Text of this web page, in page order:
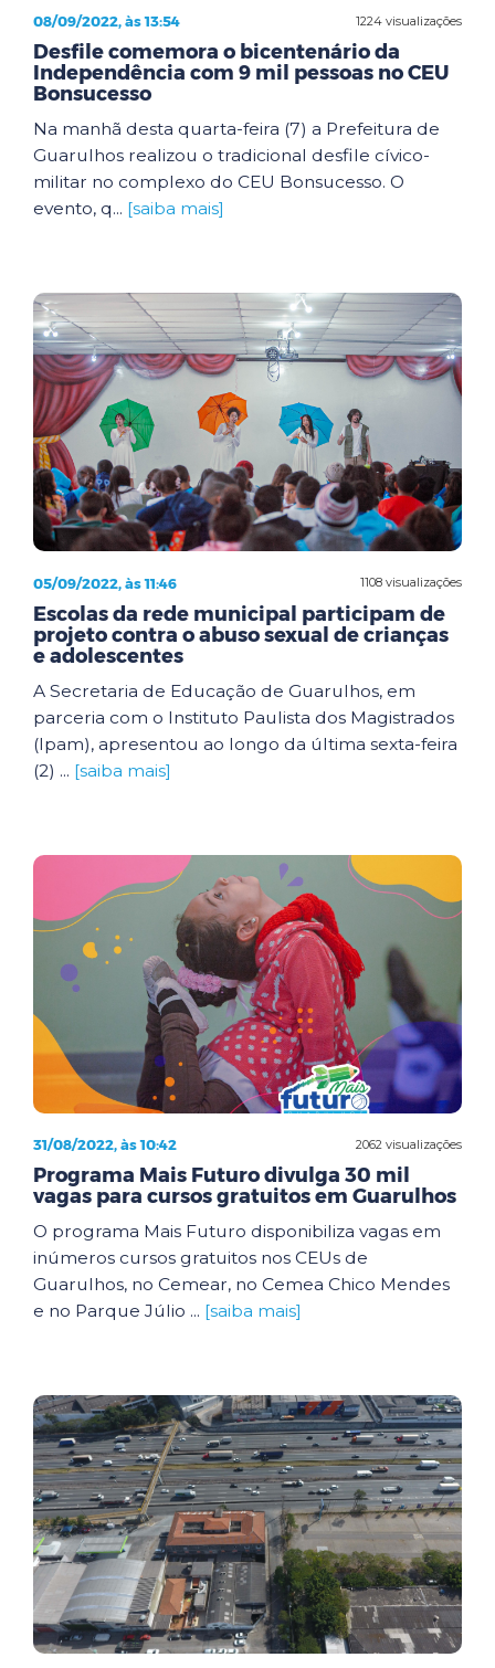
1224 visualizações
08/09/2022, às 13:54
Desfile comemora o bicentenário da
Independência com 9 mil pessoas no CEU
Bonsucesso
Na manhã desta quarta-feira (7) a Prefeitura de
Guarulhos realizou o tradicional desfile cívico-
militar no complexo do CEU Bonsucesso. O
evento, q... [saiba mais]
1108 visualizações
05/09/2022, às 11:46
Escolas da rede municipal participam de
projeto contra o abuso sexual de crianças
e adolescentes
A Secretaria de Educação de Guarulhos, em
parceria com o Instituto Paulista dos Magistrados
(Ipam), apresentou ao longo da última sexta-feira
(2) ... [saiba mais]
2062 visualizações
31/08/2022, às 10:42
Programa Mais Futuro divulga 30 mil
vagas para cursos gratuitos em Guarulhos
O programa Mais Futuro disponibiliza vagas em
inúmeros cursos gratuitos nos CEUs de
Guarulhos, no Cemear, no Cemea Chico Mendes
e no Parque Júlio ... [saiba mais]